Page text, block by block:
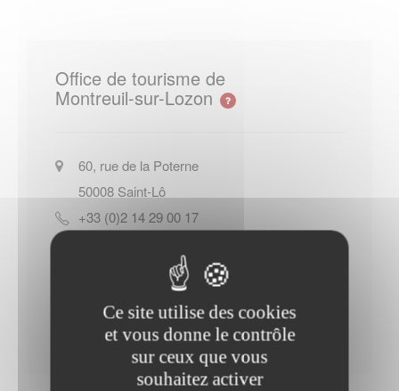
Office de tourisme de
Montreuil-sur-Lozon
60, rue de la Poterne
50008 Saint-Lô
+33 (0)2 14 29 00 17
de Montreuil-sur-Lozon
Contacter l'office de tourisme
Ce site utilise des cookies
et vous donne le contrôle
sur ceux que vous
souhaitez activer